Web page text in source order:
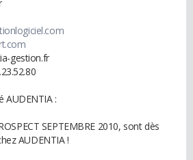
gestion.fr
AUDENTIA :
SEPTEMBRE 2010, sont dès
AUDENTIA !